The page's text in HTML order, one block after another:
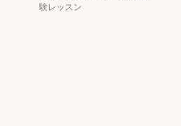
験レッスン